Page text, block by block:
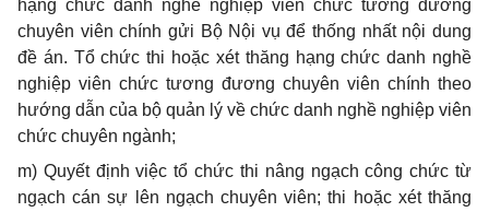
hạng chức danh nghề nghiệp viên chức tương đương
chuyên viên chính gửi Bộ Nội vụ để thống nhất nội dung
đề án. Tổ chức thi hoặc xét thăng hạng chức danh nghề
nghiệp viên chức tương đương chuyên viên chính theo
hướng dẫn của bộ quản lý về chức danh nghề nghiệp viên
chức chuyên ngành;
m) Quyết định việc tổ chức thi nâng ngạch công chức từ
ngạch cán sự lên ngạch chuyên viên; thi hoặc xét thăng